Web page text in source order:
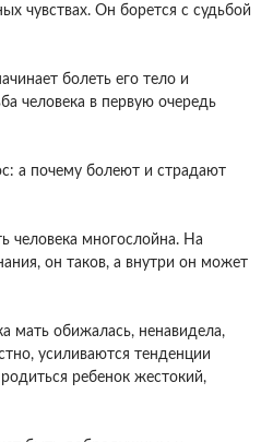
чувствах. Он борется с судьбой
болеть его тело и
человека в первую очередь
а почему болеют и страдают
человека многослойна. На
он таков, а внутри он может
мать обижалась, ненавидела,
усиливаются тенденции
ребенок жестокий,